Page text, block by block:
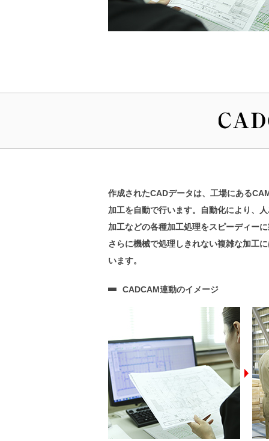
作成されたCADデータは、工場にある
加工を自動で行います。自動化により、
加工などの各種加工処理をスピーディー
さらに機械で処理しきれない複雑な加工
います。
CADCAM連動のイメージ